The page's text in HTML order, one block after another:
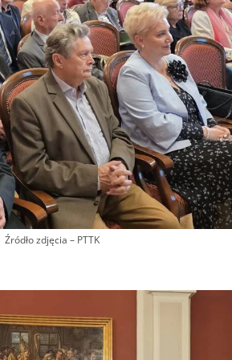
Źródło zdjęcia – PTTK